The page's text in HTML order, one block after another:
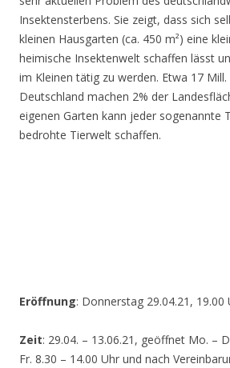
Insektensterbens. Sie zeigt, dass sich
kleinen Hausgarten (ca. 450 m²) eine
heimische Insektenwelt schaffen lässt
im Kleinen tätig zu werden. Etwa 17 Mill.
Deutschland machen 2% der
eigenen Garten kann jeder sogenannte
bedrohte Tierwelt schaffen.
Eröffnung: Donnerstag 29.04.21, 19.00
Zeit: 29.04. – 13.06.21, geöffnet Mo. –
Fr. 8.30 – 14.00 Uhr und nach